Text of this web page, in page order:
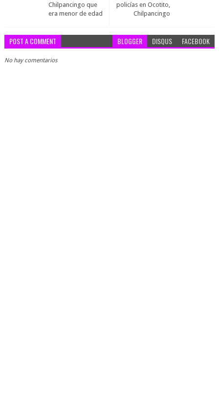
policías en Ocotito,
Chilpancingo
Chilpancingo que
era menor de edad
POST A COMMENT BLOGGER DISQUS FACEBOOK
No hay comentarios